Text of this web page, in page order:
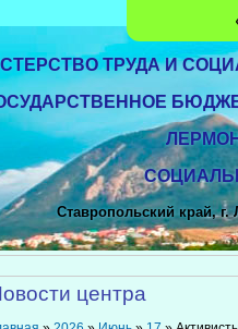
ТРУДА И
Ставропольский край,
центра